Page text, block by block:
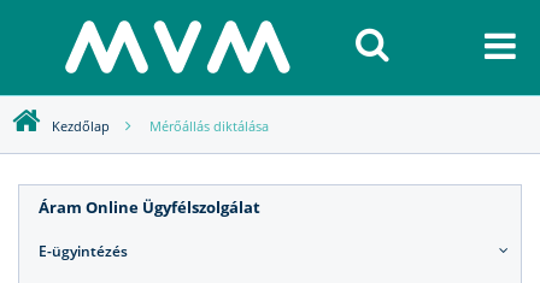
Kezdőlap Mérőállás diktálása
Áram Online Ügyfélszolgálat
E-ügyintézés